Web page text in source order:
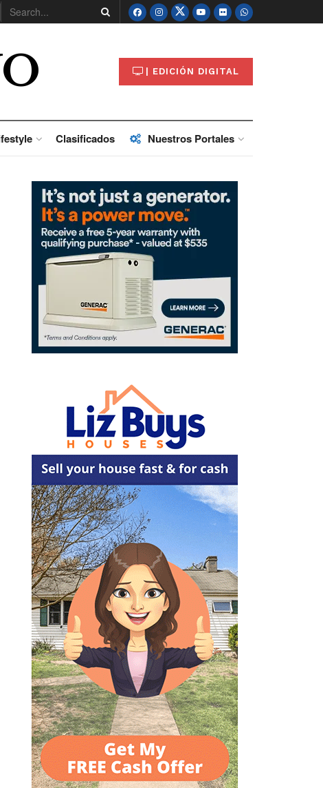
| EDICIÓN DIGITAL
Clasificados Nuestros Portales